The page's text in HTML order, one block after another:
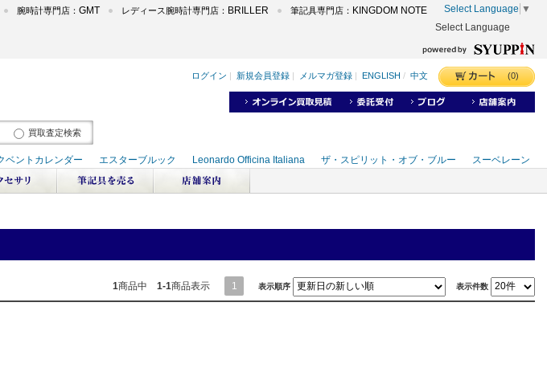
腕時計専門店： GMT レディース腕時計専門店： BRILLER 筆記具専門店： KINGDOM NOTE Select Language ▼
Select Language
買取査定検索
1商品中 1-1商品表示 1 表示順序 表示件数